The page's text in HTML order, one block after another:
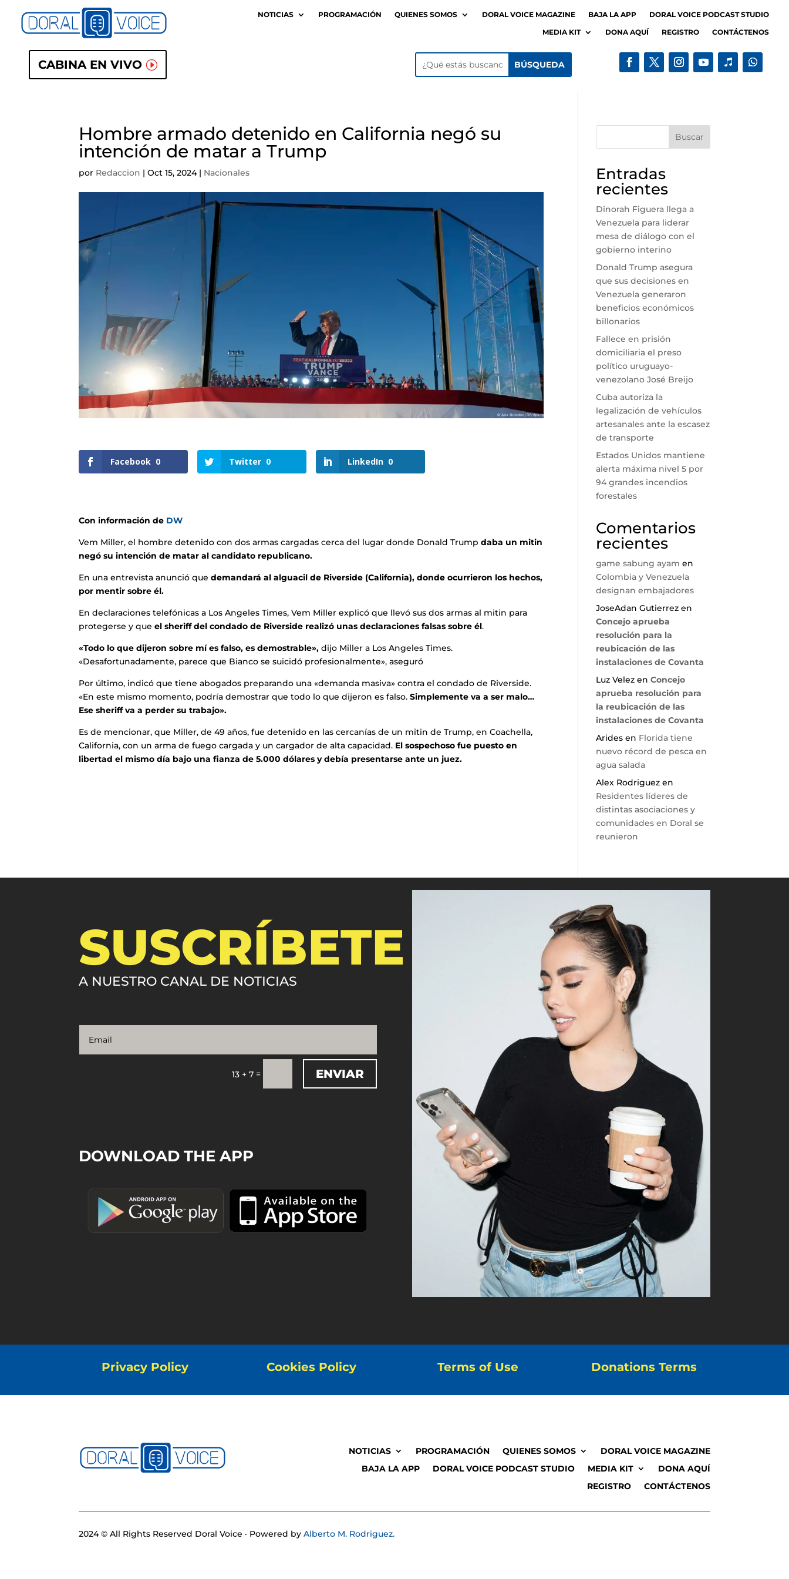
NOTICIAS PROGRAMACIÓN QUIENES SOMOS DORAL VOICE MAGAZINE BAJA LA APP
DORAL VOICE PODCAST STUDIO
MEDIA KIT
DONA AQUÍ REGISTRO CONTÁCTENOS
CABINA EN VIVO
Hombre armado detenido en California negó su
intención de matar a Trump
por Redaccion |Oct 15, 2024| Nacionales
Facebook 0 Twitter 0 LinkedIn 0
Con información de DW
Vem Miller, el hombre detenido con dos armas cargadas cerca del lugar donde Donald Trumpdaba un mitin
negó su intención de matar al candidato republicano.
En una entrevista anunció quedemandará al alguacil de Riverside (California), donde ocurrieron los hechos,
por mentir sobre él.
En declaraciones telefónicas a Los Angeles Times, Vem Miller explicó que llevó sus dos armas al mitin para
protegerse y queel sheriff del condado de Riverside realizó unas declaraciones falsas sobre él.
«Todo lo que dijeron sobre mí es falso, es demostrable», dijo Miller a Los Angeles Times.
«Desafortunadamente, parece que Bianco se suicidó profesionalmente», aseguró
Por último, indicó que tiene abogados preparando una «demanda masiva» contra el condado de Riverside.
«En este mismo momento, podría demostrar que todo lo que dijeron es falso.Simplemente va a ser malo…
Ese sheriff va a perder su trabajo».
Es de mencionar, que Miller, de 49 años, fue detenido en las cercanías de un mitin de Trump, en Coachella,
California, con un arma de fuego cargada y un cargador de alta capacidad. El sospechoso fue puesto en
libertad el mismo día bajo una fianza de 5.000 dólares y debía presentarse ante un juez.
Buscar
Entradas
recientes
Dinorah Figuera llega a
Venezuela para liderar
mesa de diálogo con el
gobierno interino
Donald Trump asegura
que sus decisiones en
Venezuela generaron
beneficios económicos
billonarios
Fallece en prisión
domiciliaria el preso
político uruguayo-
venezolano José Breijo
Cuba autoriza la
legalización de vehículos
artesanales ante la escasez
de transporte
Estados Unidos mantiene
alerta máxima nivel 5 por
94 grandes incendios
forestales
Comentarios
recientes
game sabung ayam en
Colombia y Venezuela
designan embajadores
JoseAdan Gutierrez en
Concejo aprueba
resolución para la
reubicación de las
instalaciones de Covanta
Luz Velez enConcejo
aprueba resolución para
la reubicación de las
instalaciones de Covanta
Arides en Florida tiene
nuevo récord de pesca en
agua salada
Alex Rodriguez en
Residentes líderes de
distintas asociaciones y
comunidades en Doral se
reunieron
SUSCRÍBETE
A NUESTRO CANAL DE NOTICIAS
13 + 7 = ENVIAR
DOWNLOAD THE APP
Privacy Policy Cookies Policy Terms of Use Donations Terms
NOTICIAS PROGRAMACIÓN QUIENES SOMOS
DORAL VOICE MAGAZINE
BAJA LA APP
DORAL VOICE PODCAST STUDIO MEDIA KIT
DONA AQUÍ
REGISTRO
CONTÁCTENOS
2024 © All Rights Reserved Doral Voice · Powered byAlberto M. Rodriguez.